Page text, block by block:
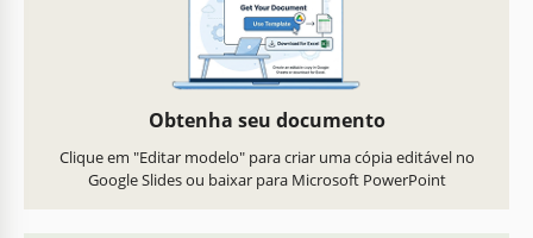
Obtenha seu documento
Clique em "Editar modelo" para criar uma cópia editável no
Google Slides ou baixar para Microsoft PowerPoint